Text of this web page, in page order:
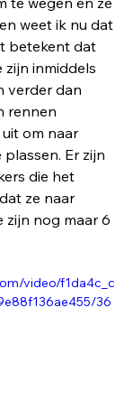
weet ik nu dat
betekent dat
zijn inmiddels
verder dan
rennen
om naar
Er zijn
die het
ze naar
zijn nog maar 6
video/f1da4c_c
36